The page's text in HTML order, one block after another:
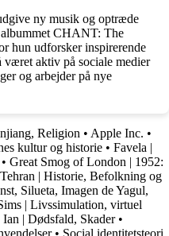
ny musik og optræde
albummet CHANT: The
hun udforsker inspirerende
aktiv på sociale medier
og arbejder på nye
Religion • Apple Inc. •
kultur og historie • Favela |
Great Smog of London | 1952:
Tehran | Historie, Befolkning og
Silueta, Imagen de Yagul,
| Livssimulation, virtuel
| Dødsfald, Skader•
• Social identitetsteori